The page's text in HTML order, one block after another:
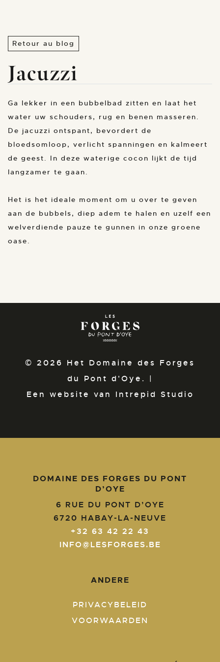
Retour au blog
Jacuzzi
Ga lekker in een bubbelbad zitten en laat het
water uw schouders, rug en benen masseren.
De jacuzzi ontspant, bevordert de
bloedsomloop, verlicht spanningen en kalmeert
de geest. In deze waterige cocon lijkt de tijd
langzamer te gaan.
Het is het ideale moment om u over te geven
aan de bubbels, diep adem te halen en uzelf een
welverdiende pauze te gunnen in onze groene
oase.
© 2026 Het Domaine des Forges
du Pont d'Oye. |
Een website van Intrepid Studio
DOMAINE DES FORGES DU PONT
D’OYE
6 RUE DU PONT D’OYE
6720 HABAY-LA-NEUVE
+32 63 42 22 43
INFO@LESFORGES.BE
ANDERE
PRIVACYBELEID
VOORWAARDEN